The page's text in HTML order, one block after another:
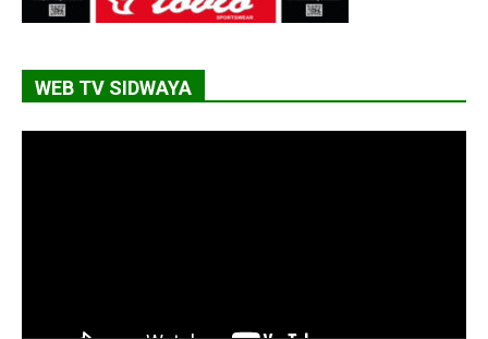
WEB TV SIDWAYA